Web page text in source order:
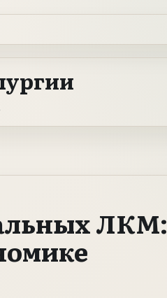
ЛКМ: